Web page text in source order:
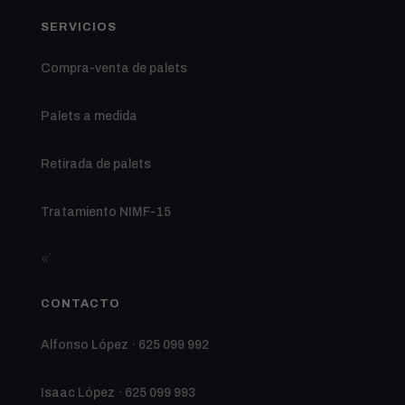
SERVICIOS
Compra-venta de palets
Palets a medida
Retirada de palets
Tratamiento NIMF-15
«`
CONTACTO
Alfonso López · 625 099 992
Isaac López · 625 099 993